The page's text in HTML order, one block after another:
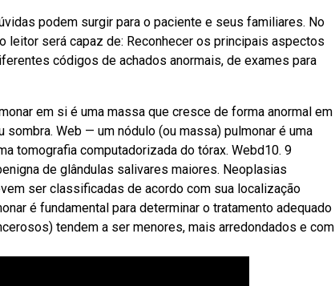
podem surgir para o paciente e seus familiares. No
leitor será capaz de: Reconhecer os principais aspectos
códigos de achados anormais, de exames para
em si é uma massa que cresce de forma anormal em
sombra. Web — um nódulo (ou massa) pulmonar é uma
tomografia computadorizada do tórax. Webd10. 9
de glândulas salivares maiores. Neoplasias
ser classificadas de acordo com sua localização
é fundamental para determinar o tratamento adequado
tendem a ser menores, mais arredondados e com